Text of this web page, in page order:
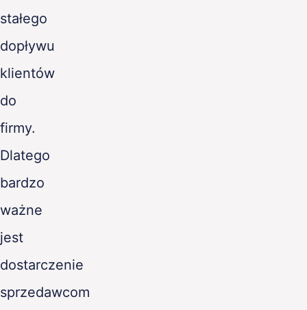
stałego
dopływu
klientów
do
firmy.
Dlatego
bardzo
ważne
jest
dostarczenie
sprzedawcom